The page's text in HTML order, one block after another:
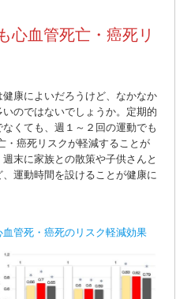
心血管死亡・癌死リ
康によいだろうけど、なかなか
のではないでしょうか。定期的
くても、週１～２回の運動でも
・癌死リスクが軽減することが
末に家族との散策や子供さんと
運動時間を設けることが健康に
管死・癌死のリスク軽減効果